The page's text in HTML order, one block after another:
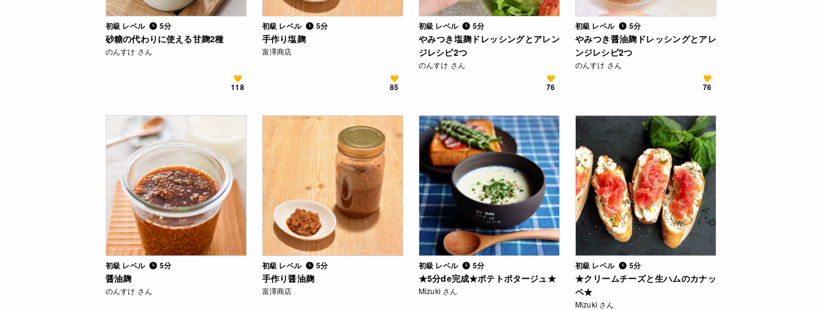
初級 レベル 5分
砂糖の代わりに使える甘麹2種
のんすけ さん
118
初級 レベル 5分
手作り塩麹
富澤商店
85
初級 レベル 5分
やみつき塩麹ドレッシングとアレン
ジレシピ2つ
のんすけ さん
76
初級 レベル 5分
やみつき醤油麹ドレッシングとアレ
ンジレシピ2つ
のんすけ さん
76
初級 レベル 5分
醤油麹
のんすけ さん
初級 レベル 5分
手作り醤油麹
富澤商店
初級 レベル 5分
★5分de完成★ポテトポタージュ★
Mizuki さん
初級 レベル 5分
★クリームチーズと生ハムのカナッ
ペ★
Mizuki さん